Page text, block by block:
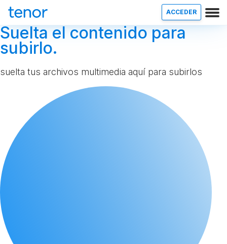
ACCEDER
Suelta el contenido para
subirlo.
suelta tus archivos multimedia aquí para subirlos